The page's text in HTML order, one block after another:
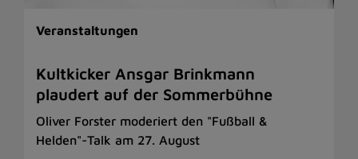
Veranstaltungen
Kultkicker Ansgar Brinkmann
plaudert auf der Sommerbühne
Oliver Forster moderiert den "Fußball &
Helden"-Talk am 27. August